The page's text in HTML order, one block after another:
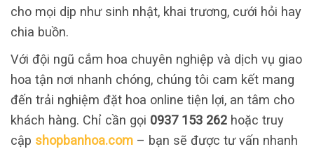
cho mọi dịp như sinh nhật, khai trương, cưới hỏi hay
chia buồn.
Với đội ngũ cắm hoa chuyên nghiệp và dịch vụ giao
hoa tận nơi nhanh chóng, chúng tôi cam kết mang
đến trải nghiệm đặt hoa online tiện lợi, an tâm cho
khách hàng. Chỉ cần gọi 0937 153 262 hoặc truy
cập shopbanhoa.com – bạn sẽ được tư vấn nhanh